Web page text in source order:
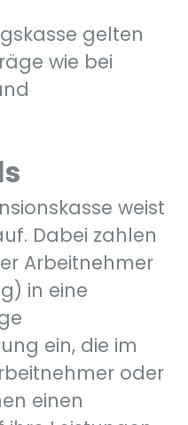
gelten
wie bei
weist
Dabei zahlen
Arbeitnehmer
in eine
ein, die im
oder
einen